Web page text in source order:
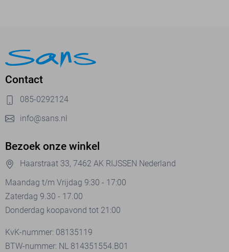
Contact
085-0292124
info@sans.nl
Bezoek onze winkel
Haarstraat 33, 7462 AK RIJSSEN Nederland
Maandag t/m Vrijdag 9:30 - 17:00
Zaterdag 9.30 - 17.00
Donderdag koopavond tot 21:00
KvK-nummer: 08135119
BTW-nummer: NL 814351554.B01